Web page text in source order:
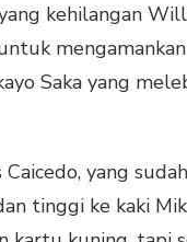
kehilangan
Saka yang
yang
tinggi ke kaki